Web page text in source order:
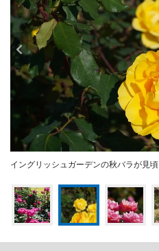
イングリッシュガーデンの秋バラが見頃